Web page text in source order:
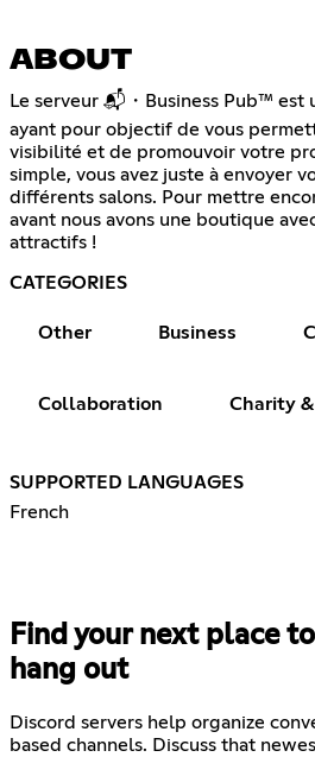
ABOUT
Le serveur 📬・Business Pub™
ayant pour objectif de vous
visibilité et de promouvoir votre
simple, vous avez juste à envoyer
différents salons. Pour mettre
avant nous avons une boutique
attractifs !
CATEGORIES
Other Business
Collaboration Charity
SUPPORTED LANGUAGES
French
Find your next place
hang out
Discord servers help organize
based channels. Discuss that